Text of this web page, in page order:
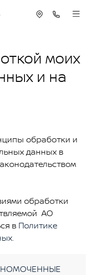
моих
и на
обработки и
данных в
обработки
АО
в Политике